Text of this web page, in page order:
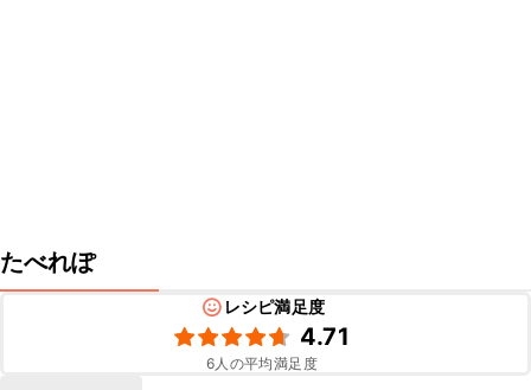
たべれぽ
レシピ満足度
4.71
6人の平均満足度